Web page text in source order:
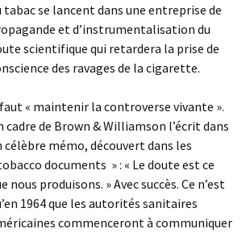
tabac se lancent dans une entreprise de
et d’instrumentalisation du
scientifique qui retardera la prise de
des ravages de la cigarette.
« maintenir la controverse vivante ».
cadre de Brown & Williamson l’écrit dans
célèbre mémo, découvert dans les
documents » : « Le doute est ce
nous produisons. » Avec succès. Ce n’est
1964 que les autorités sanitaires
commenceront à communiquer